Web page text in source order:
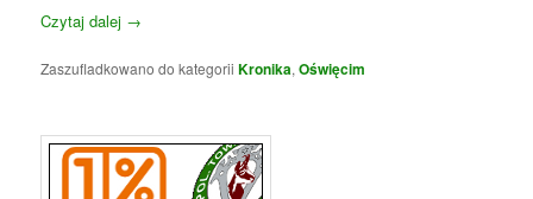
Czytaj dalej →
Zaszufladkowano do kategorii Kronika,Oświęcim